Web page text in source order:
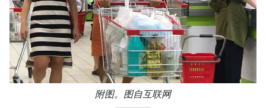
附图。图自互联网